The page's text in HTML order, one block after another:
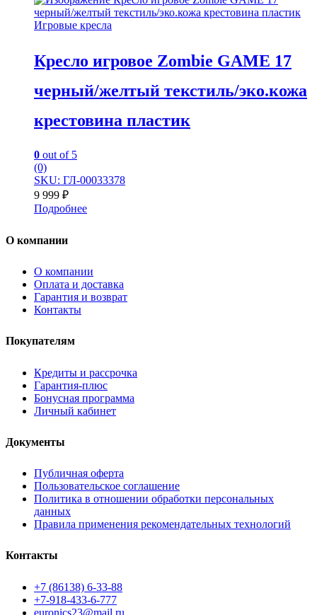
Игровые кресла
Кресло игровое Zombie GAME 17
черный/желтый текстиль/эко.кожа
крестовина пластик
0 out of 5
(0)
SKU: ГЛ-00033378
9 999 ₽
Подробнее
О компании
О компании
Оплата и доставка
Гарантия и возврат
Контакты
Покупателям
Кредиты и рассрочка
Гарантия-плюс
Бонусная программа
Личный кабинет
Документы
Публичная оферта
Пользовательское соглашение
Политика в отношении обработки персональных
данных
Правила применения рекомендательных технологий
Контакты
+7 (86138) 6-33-88
+7-918-433-6-777
euronics23@mail.ru